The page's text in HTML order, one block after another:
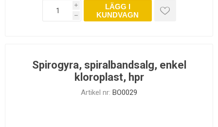
i
h
LÄGG I
KUNDVAGN
Spirogyra, spiralbandsalg, enkel
kloroplast, hpr
Artikel nr: BO0029